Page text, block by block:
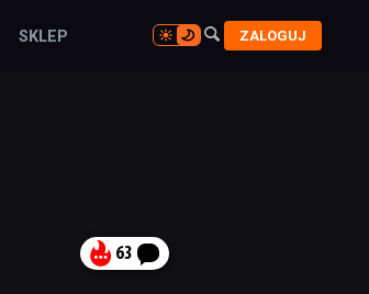
SKLEP 
 ZALOGUJ
63